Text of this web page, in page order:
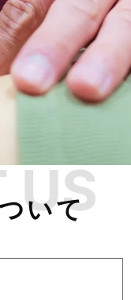
いて
US